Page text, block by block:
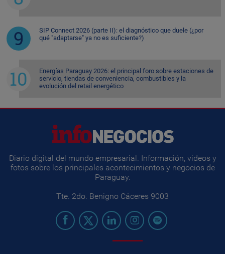
SIP Connect 2026 (parte II): el diagnóstico que duele (¿por
qué "adaptarse" ya no es suficiente?)
Energías Paraguay 2026: el principal foro sobre estaciones de
servicio, tiendas de conveniencia, combustibles y la
evolución del retail energético
Diario digital del mundo empresarial. Información, videos y
fotos sobre los principales acontecimientos y negocios de
Paraguay.
Tte. 2do. Benigno Cáceres 9003